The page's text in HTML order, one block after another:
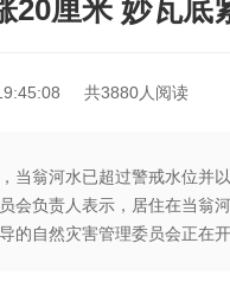
20厘米 妙瓦底
共3880人阅读
当翁河水已超过警戒水位并
会负责人表示，居住在当翁
的自然灾害管理委员会正在